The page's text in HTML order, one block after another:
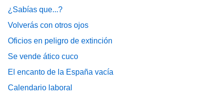
¿Sabías que...?
Volverás con otros ojos
Oficios en peligro de extinción
Se vende ático cuco
El encanto de la España vacía
Calendario laboral